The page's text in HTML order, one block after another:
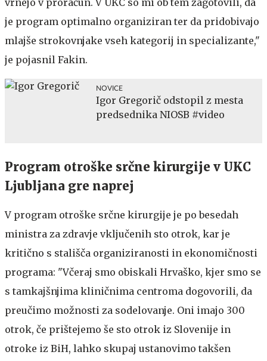
vrnejo v proračun. V UKC so mi ob tem zagotovili, da
je program optimalno organiziran ter da pridobivajo
mlajše strokovnjake vseh kategorij in specializante,"
je pojasnil Fakin.
NOVICE
Igor Gregorič odstopil z mesta
predsednika NIOSB #video
Program otroške srčne kirurgije v UKC
Ljubljana gre naprej
V program otroške srčne kirurgije je po besedah
ministra za zdravje vključenih sto otrok, kar je
kritično s stališča organiziranosti in ekonomičnosti
programa: "Včeraj smo obiskali Hrvaško, kjer smo se
s tamkajšnjima kliničnima centroma dogovorili, da
preučimo možnosti za sodelovanje. Oni imajo 300
otrok, če prištejemo še sto otrok iz Slovenije in
otroke iz BiH, lahko skupaj ustanovimo takšen